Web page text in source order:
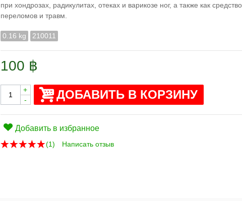
при хондрозах, радикулитах, отеках и варикозе ног, а также как
переломов и травм.
0.16 kg 210011
100 ฿
-
+ ДОБАВИТЬ В КОРЗИНУ
Добавить в избранное
(1) Написать отзыв